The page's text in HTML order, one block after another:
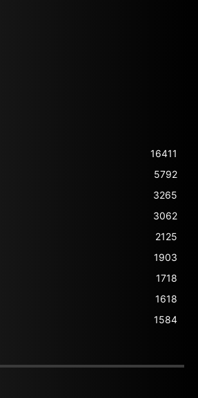
16411
5792
3265
3062
2125
1903
1718
1618
1584